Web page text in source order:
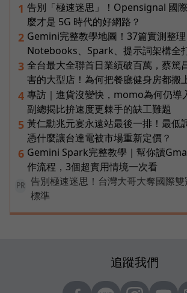
1 告別「極速迷思」！Opensignal 國
麼才是 5G 時代的好網路？
2 Gemini完整教學地圖！37篇實測整理
Notebooks、Spark、提示詞架構全
3 全台最大全聯首日業績破百萬，蔡篤
害的大型店！為何把餐廳健身房都搬
4 專訪｜進貨沒變快，momo為何仍導
副總揭比拚速度更棘手的缺工難題
5 黃仁勳兆元宴永遠站最後一排！最低
憑什麼讓台達電被市場重新定價？
6 Gemini Spark完整教學｜幫你讀
作流程，3個超實用情境一次看
PR
告別極速迷思！台灣大哥大奪國際
標準
追蹤我們